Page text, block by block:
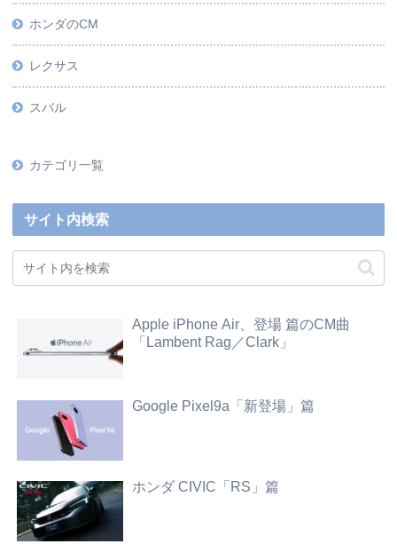
ホンダのCM
レクサス
スバル
カテゴリ一覧
サイト内検索
Apple iPhone Air、登場 篇のCM曲
「Lambent Rag／Clark」
Google Pixel9a「新登場」篇
ホンダ CIVIC「RS」篇